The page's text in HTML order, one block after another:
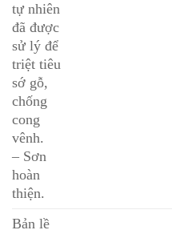
tự nhiên
đã được
sử lý để
triệt tiêu
sớ gỗ,
chống
cong
vênh.
– Sơn
hoàn
thiện.
Bản lề